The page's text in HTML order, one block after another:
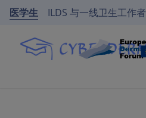
医学生 ILDS 与一线卫生工作